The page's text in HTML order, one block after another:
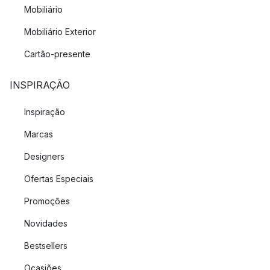
Mobiliário
Mobiliário Exterior
Cartão-presente
INSPIRAÇÃO
Inspiração
Marcas
Designers
Ofertas Especiais
Promoções
Novidades
Bestsellers
Ocasiões